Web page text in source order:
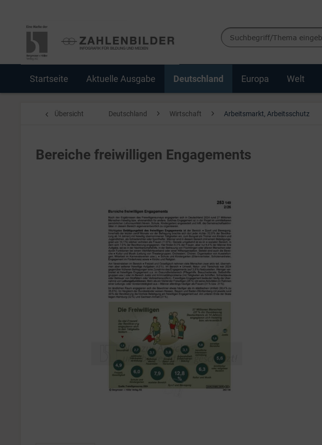
Startseite Aktuelle Ausgabe Deutschland Europa Welt
Übersicht Deutschland Wirtschaft Arbeitsmarkt, Arbeitsschutz
Bereiche freiwilligen Engagements